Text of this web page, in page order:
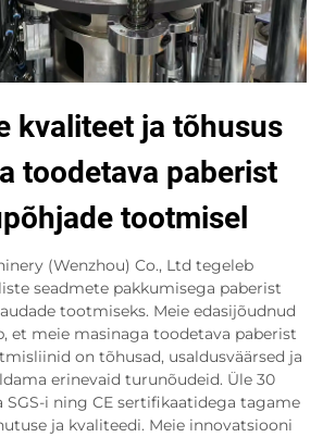
kvaliteet ja tõhusus
toodetava paberist
tootmisel
(Wenzhou) Co., Ltd tegeleb
seadmete pakkumisega paberist
tootmiseks. Meie edasijõudnud
et meie masinaga toodetava paberist
on tõhusad, usaldusväärsed ja
erinevaid turunõudeid. Üle 30
i ning CE sertifikaatidega tagame
ja kvaliteedi. Meie innovatsiooni